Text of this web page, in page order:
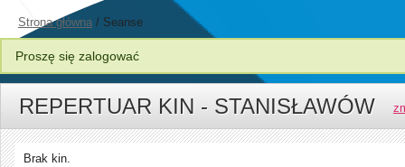
Strona główna / Seanse
Proszę się zalogować
REPERTUAR KIN - STANISŁAWÓW
Brak kin.